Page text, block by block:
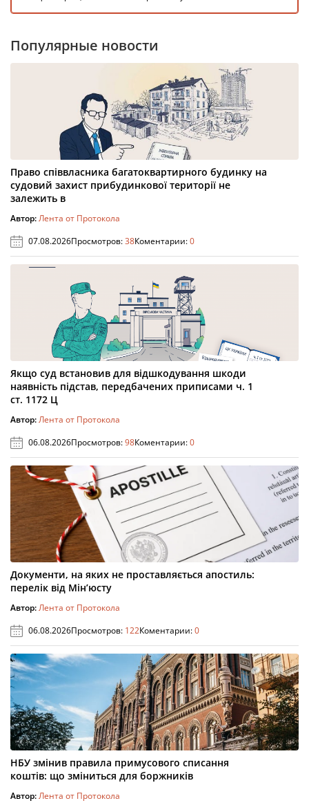
Популярные новости
Право співвласника багатоквартирного будинку на
судовий захист прибудинкової території не
залежить в
Автор:Лента от Протокола
07.08.2026Просмотров:38Коментарии:0
Якщо суд встановив для відшкодування шкоди
наявність підстав, передбачених приписами ч. 1
ст. 1172 Ц
Автор:Лента от Протокола
06.08.2026Просмотров:98Коментарии:0
Документи, на яких не проставляється апостиль:
перелік від Мін’юсту
Автор:Лента от Протокола
06.08.2026Просмотров: 122Коментарии:0
НБУ змінив правила примусового списання
коштів: що зміниться для боржників
Автор:Лента от Протокола